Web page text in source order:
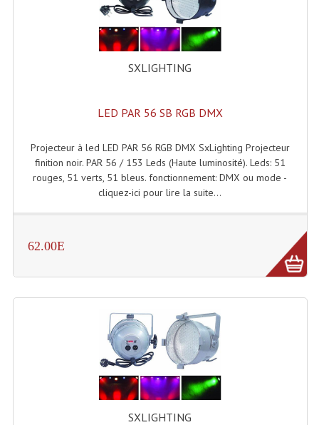
Câbles Enceintes
Connectiques, Prises Etc...
Divers Bricolage
Divers Bricolage
Haut-Parleurs Origine Sav
Membrannes De Haut Parleurs
Amplificateurs (L 100v)
Enceintes Encastrables Ligne 100V 4-8 Ohm
Enceintes Murales (Ligne 100V 16 - 8 Ohm)
SXLIGHTING
LED PAR 56 SB RGB DMX
Projecteur à led LED PAR 56 RGB DMX SxLighting Projecteur
finition noir. PAR 56 / 153 Leds (Haute luminosité). Leds: 51
rouges, 51 verts, 51 bleus. fonctionnement: DMX ou mode -
cliquez-ici pour lire la suite...
62.00E
SXLIGHTING